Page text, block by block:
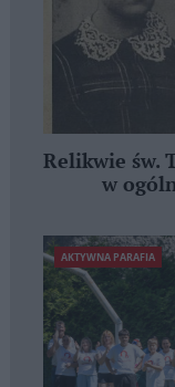
Relikwie św.
w
AKTYWNA PARAFIA